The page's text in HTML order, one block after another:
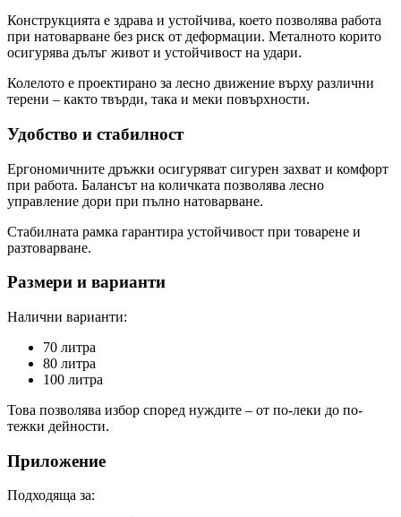
Конструкцията е здрава и устойчива, което позволява работа
при натоварване без риск от деформации. Металното корито
осигурява дълъг живот и устойчивост на удари.
Колелото е проектирано за лесно движение върху различни
терени – както твърди, така и меки повърхности.
Удобство и стабилност
Ергономичните дръжки осигуряват сигурен захват и комфорт
при работа. Балансът на количката позволява лесно
управление дори при пълно натоварване.
Стабилната рамка гарантира устойчивост при товарене и
разтоварване.
Размери и варианти
Налични варианти:
70 литра
80 литра
100 литра
Това позволява избор според нуждите – от по-леки до по-
тежки дейности.
Приложение
Подходяща за: